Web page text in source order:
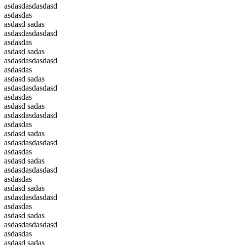
asdasdasdasdasd
asdasdas
asdasd sadas
asdasdasdasdasd
asdasdas
asdasd sadas
asdasdasdasdasd
asdasdas
asdasd sadas
asdasdasdasdasd
asdasdas
asdasd sadas
asdasdasdasdasd
asdasdas
asdasd sadas
asdasdasdasdasd
asdasdas
asdasd sadas
asdasdasdasdasd
asdasdas
asdasd sadas
asdasdasdasdasd
asdasdas
asdasd sadas
asdasdasdasdasd
asdasdas
asdasd sadas